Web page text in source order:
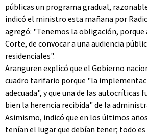
públicas un programa gradual,
indicó el ministro esta mañana por
agregó: "Tenemos la obligación, porque
Corte, de convocar a una audiencia
residenciales".
Aranguren explicó que el Gobierno
cuadro tarifario porque "la
adecuada", y que una de las autocríticas
bien la herencia recibida" de la
Asimismo, indicó que en los últimos
tenían el lugar que debían tener; todo es